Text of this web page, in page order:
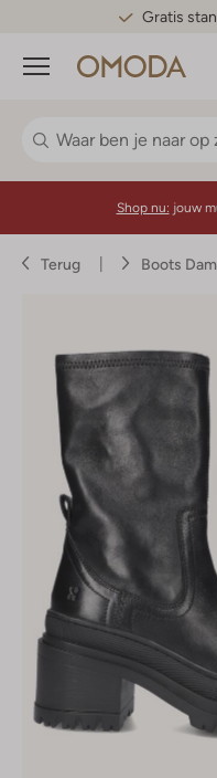
Gratis
Menu
Shop nu: jouw
Terug Boots